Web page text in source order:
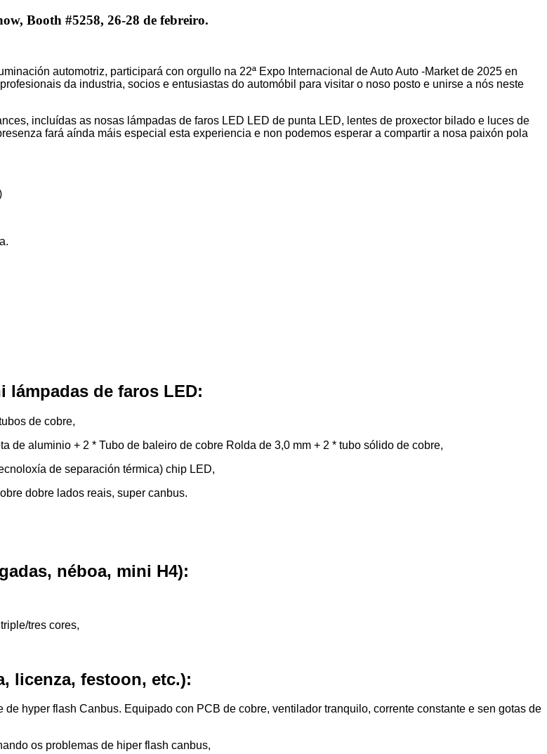
Booth #5258, 26-28 de febreiro.
automotriz, participará con orgullo na 22ª Expo Internacional de Auto Auto -Market de 2025 en
da industria, socios e entusiastas do automóbil para visitar o noso posto e unirse a nós neste
incluídas as nosas lámpadas de faros LED LED de punta LED, lentes de proxector bilado e luces de
fará aínda máis especial esta experiencia e non podemos esperar a compartir a nosa paixón pola
lámpadas de faros LED:
de cobre,
de aluminio + 2 * Tubo de baleiro de cobre Rolda de 3,0 mm + 2 * tubo sólido de cobre,
de separación térmica) chip LED,
dobre lados reais, super canbus.
néboa, mini H4):
tres cores,
licenza, festoon, etc.):
hyper flash Canbus. Equipado con PCB de cobre, ventilador tranquilo, corrente constante e sen gotas de
os problemas de hiper flash canbus,